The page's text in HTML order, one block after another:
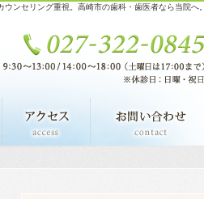
ウンセリング重視。高崎市の歯科・歯医者なら当院へ。